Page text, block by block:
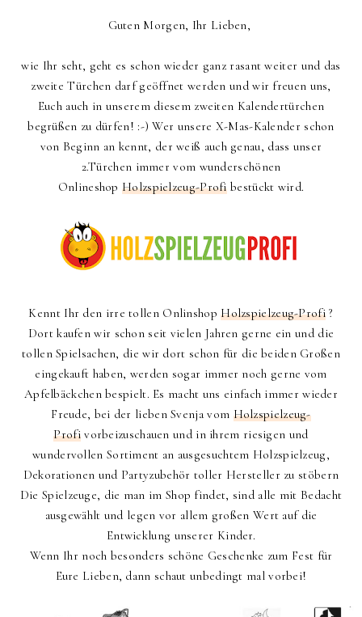
Guten Morgen, Ihr Lieben,
wie Ihr seht, geht es schon wieder ganz rasant weiter und das
zweite Türchen darf geöffnet werden und wir freuen uns,
Euch auch in unserem diesem zweiten Kalendertürchen
begrüßen zu dürfen! :-) Wer unsere X-Mas-Kalender schon
von Beginn an kennt, der weiß auch genau, dass unser
2.Türchen immer vom wunderschönen
Onlineshop Holzspielzeug-Profibestückt wird.
Kennt Ihr den irre tollen OnlinshopHolzspielzeug-Profi?
Dort kaufen wir schon seit vielen Jahren gerne ein und die
tollen Spielsachen, die wir dort schon für die beiden Großen
eingekauft haben, werden sogar immer noch gerne vom
Apfelbäckchen bespielt. Es macht uns einfach immer wieder
Freude, bei der lieben Svenja vom Holzspielzeug-
Profivorbeizuschauen und in ihrem riesigen und
wundervollen Sortiment an ausgesuchtem Holzspielzeug,
Dekorationen und Partyzubehör toller Hersteller zu stöbern
Die Spielzeuge, die man im Shop findet, sind alle mit Bedacht
ausgewählt und legen vor allem großen Wert auf die
Entwicklung unserer Kinder.
Wenn Ihr noch besonders schöne Geschenke zum Fest für
Eure Lieben, dann schaut unbedingt mal vorbei!